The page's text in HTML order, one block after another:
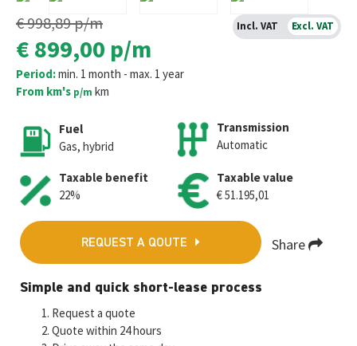
€ 998,89p/m
€ 899,00 p/m
Period:min. 1 month - max. 1 year
From km's p/m km
Fuel
Gas, hybrid
Taxable benefit
22%
Transmission
Automatic
Taxable value
€ 51.195,01
REQUEST A QOUTE Share
Fa
ce
b
T
wi
tt
E
m
ai
W
at
M
Simple and quick short-lease process
Request a quote
Quote within 24 hours
Incl. VAT Excl. VAT